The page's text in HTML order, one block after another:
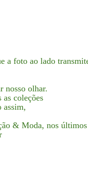
a foto ao lado
nosso olhar.
coleções
assim,
& Moda, nos últimos